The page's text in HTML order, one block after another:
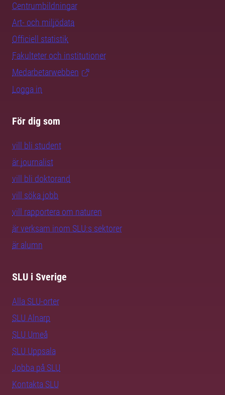
Centrumbildningar
Art- och miljödata
Officiell statistik
Fakulteter och institutioner
Medarbetarwebben
Logga in
För dig som
vill bli student
är journalist
vill bli doktorand
vill söka jobb
vill rapportera om naturen
är verksam inom SLU:s sektorer
är alumn
SLU i Sverige
Alla SLU-orter
SLU Alnarp
SLU Umeå
SLU Uppsala
Jobba på SLU
Kontakta SLU